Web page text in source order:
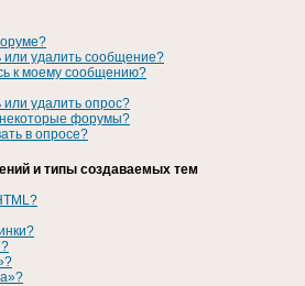
или удалить сообщение?
к моему сообщению?
или удалить опрос?
форумы?
в опросе?
и типы создаваемых тем